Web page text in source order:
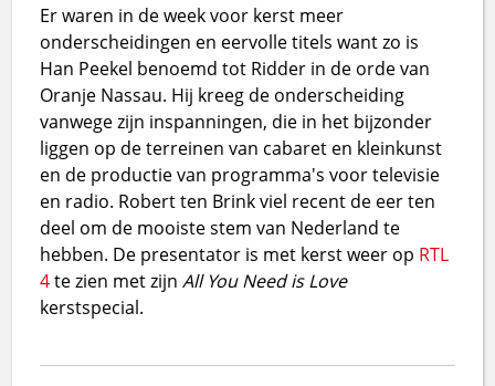
Er waren in de week voor kerst meer
onderscheidingen en eervolle titels want zo is
Han Peekel benoemd tot Ridder in de orde van
Oranje Nassau. Hij kreeg de onderscheiding
vanwege zijn inspanningen, die in het bijzonder
liggen op de terreinen van cabaret en kleinkunst
en de productie van programma's voor televisie
en radio. Robert ten Brink viel recent de eer ten
deel om de mooiste stem van Nederland te
hebben. De presentator is met kerst weer op RTL
4te zien met zijnAll You Need is Love
kerstspecial.